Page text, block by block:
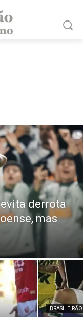
derrota
mas
BRASILEIRÃO